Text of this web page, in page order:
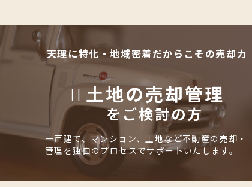
天理に特化・地域密着だからこその売却力
土地の売却管理
をご検討の方
一戸建て、マンション、土地など不動産の売却・
管理を独自のプロセスでサポートいたします。